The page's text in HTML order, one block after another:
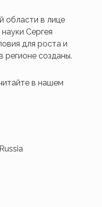
области в лице
Сергея
для роста и
регионе созданы.
в нашем